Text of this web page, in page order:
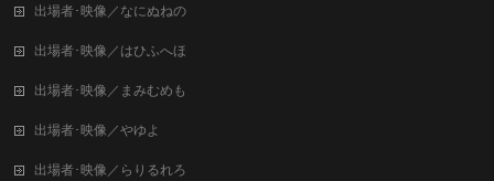
出場者･映像／なにぬねの
出場者･映像／はひふへほ
出場者･映像／まみむめも
出場者･映像／やゆよ
出場者･映像／らりるれろ